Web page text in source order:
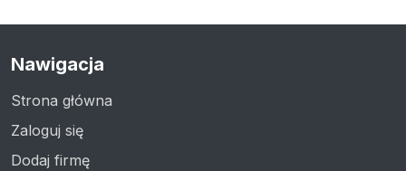
Nawigacja
Strona główna
Zaloguj się
Dodaj firmę